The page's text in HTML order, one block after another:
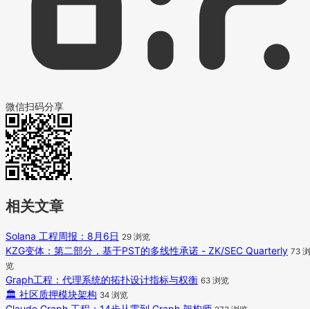
微信扫码分享
相关文章
Solana 工程周报：8月6日 29 浏览
KZG变体：第二部分，基于PST的多线性承诺 - ZK/SEC Quarterly 73 浏
览
Graph工程：代理系统的拓扑设计指标与权衡 63 浏览
🏛️ 社区质押模块架构 34 浏览